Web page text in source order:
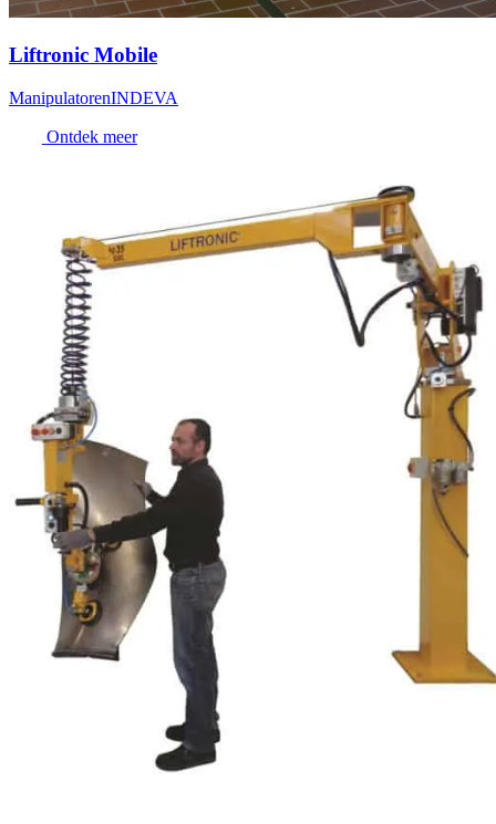
Liftronic Mobile
ManipulatorenINDEVA
Ontdek meer